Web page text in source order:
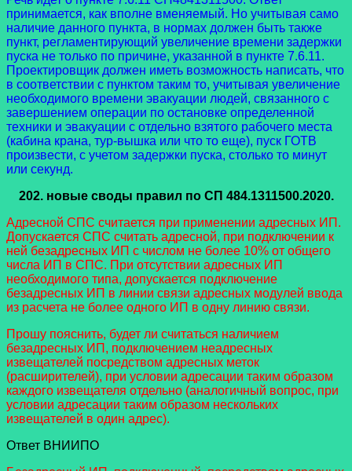
принимается, как вполне вменяемый. Но учитывая само
наличие данного пункта, в нормах должен быть также
пункт, регламентирующий увеличение времени задержки
пуска не только по причине, указанной в пункте 7.6.11.
Проектировщик должен иметь возможность написать, что
в соответствии с пунктом таким то, учитывая увеличение
необходимого времени эвакуации людей, связанного с
завершением операции по остановке определенной
техники и эвакуации с отдельно взятого рабочего места
(кабина крана, тур-вышка или что то еще), пуск ГОТВ
произвести, с учетом задержки пуска, столько то минут
или секунд.
202. новые своды правил по СП 484.1311500.2020.
Адресной СПС считается при применении адресных ИП.
Допускается СПС считать адресной, при подключении к
ней безадресных ИП с числом не более 10% от общего
числа ИП в СПС. При отсутствии адресных ИП
необходимого типа, допускается подключение
безадресных ИП в линии связи адресных модулей ввода
из расчета не более одного ИП в одну линию связи.
Прошу пояснить, будет ли считаться наличием
безадресных ИП, подключением неадресных
извещателей посредством адресных меток
(расширителей), при условии адресации таким образом
каждого извещателя отдельно (аналогичный вопрос, при
условии адресации таким образом нескольких
извещателей в один адрес).
Ответ ВНИИПО